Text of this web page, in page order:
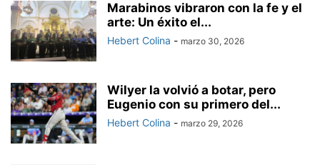
Marabinos vibraron con la fe y el
arte: Un éxito el...
Hebert Colina - marzo 30, 2026
Wilyer la volvió a botar, pero
Eugenio con su primero del...
Hebert Colina - marzo 29, 2026